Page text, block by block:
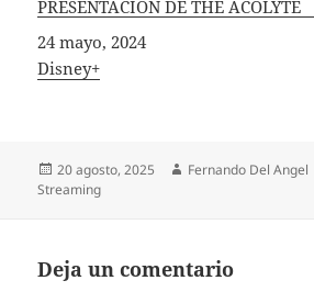
PRESENTACIÓN DE THE ACOLYTE
Fecha
24 mayo, 2024
In relation to
Disney+
Publicado
el
20 agosto, 2025 Autor
Fernando Del Angel
Streaming
Deja un comentario